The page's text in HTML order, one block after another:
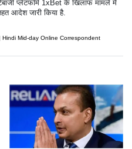
प्लेटफॉर्म 1xBet के खिलाफ मामले में
आदेश जारी किया है.
Hindi Mid-day Online Correspondent